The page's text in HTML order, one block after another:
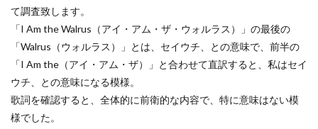
て調査致します。
「I Am the Walrus（アイ・アム・ザ・ウォルラス）」の最後の
「Walrus（ウォルラス）」とは、セイウチ、との意味で、前半の
「I Am the（アイ・アム・ザ）」と合わせて直訳すると、私はセイ
ウチ、との意味になる模様。
歌詞を確認すると、全体的に前衛的な内容で、特に意味はない模
様でした。